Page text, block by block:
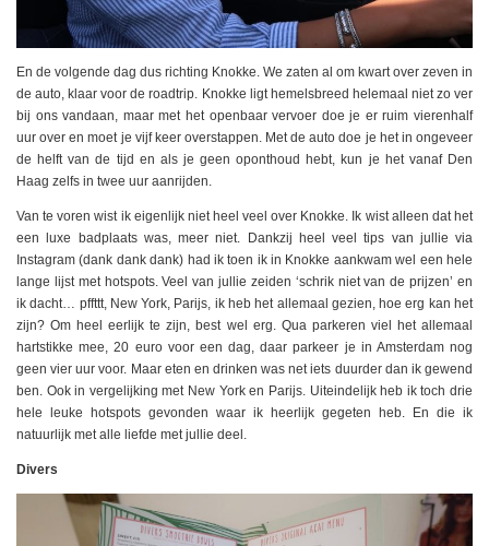
En de volgende dag dus richting Knokke. We zaten al om kwart over zeven in
de auto, klaar voor de roadtrip. Knokke ligt hemelsbreed helemaal niet zo ver
bij ons vandaan, maar met het openbaar vervoer doe je er ruim vierenhalf
uur over en moet je vijf keer overstappen. Met de auto doe je het in ongeveer
de helft van de tijd en als je geen oponthoud hebt, kun je het vanaf Den
Haag zelfs in twee uur aanrijden.
Van te voren wist ik eigenlijk niet heel veel over Knokke. Ik wist alleen dat het
een luxe badplaats was, meer niet. Dankzij heel veel tips van jullie via
Instagram (dank dank dank) had ik toen ik in Knokke aankwam wel een hele
lange lijst met hotspots. Veel van jullie zeiden ‘schrik niet van de prijzen’ en
ik dacht… pffttt, New York, Parijs, ik heb het allemaal gezien, hoe erg kan het
zijn? Om heel eerlijk te zijn, best wel erg. Qua parkeren viel het allemaal
hartstikke mee, 20 euro voor een dag, daar parkeer je in Amsterdam nog
geen vier uur voor. Maar eten en drinken was net iets duurder dan ik gewend
ben. Ook in vergelijking met New York en Parijs. Uiteindelijk heb ik toch drie
hele leuke hotspots gevonden waar ik heerlijk gegeten heb. En die ik
natuurlijk met alle liefde met jullie deel.
Divers